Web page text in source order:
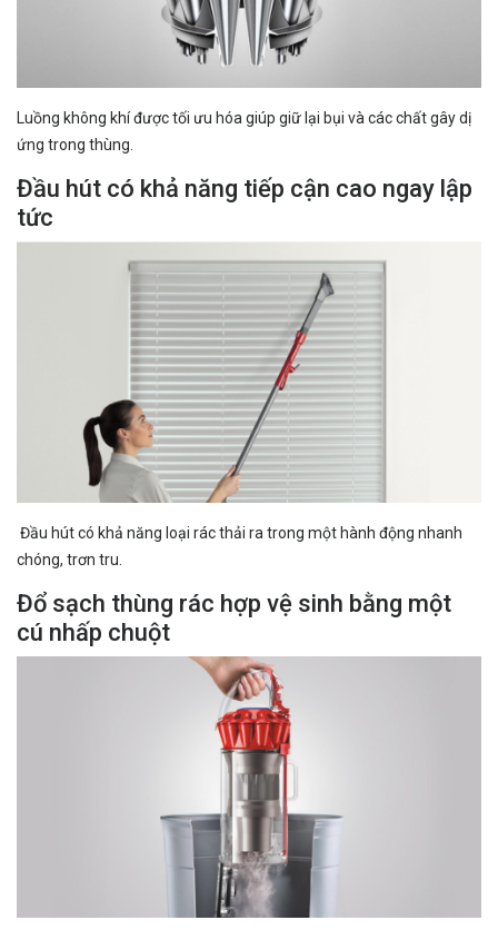
Luồng không khí được tối ưu hóa giúp giữ lại bụi và các chất gây dị
ứng trong thùng.
Đầu hút có khả năng tiếp cận cao ngay lập
tức
Đầu hút có khả năng loại rác thải ra trong một hành động nhanh
chóng, trơn tru.
Đổ sạch thùng rác hợp vệ sinh bằng một
cú nhấp chuột